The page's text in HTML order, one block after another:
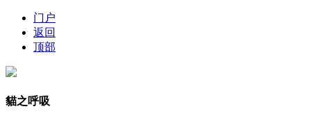
门户
返回
顶部
貓之呼吸